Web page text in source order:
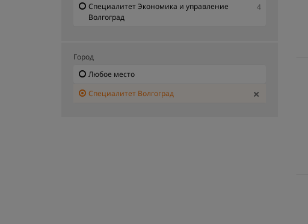
Специалитет Экономика и управление
Волгоград
4
Город
Любое место
Специалитет Волгоград